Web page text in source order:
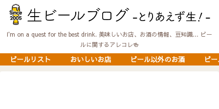
I'm on a quest for the best drink. 美味しいお店、お酒の情報、豆知識… ビー
ルに関するアレコレ🍻
ビールリスト おいしいお店 ビール以外のお酒 ビ